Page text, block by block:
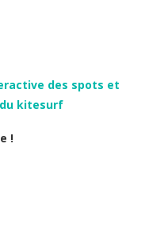
des spots et
kitesurf
!